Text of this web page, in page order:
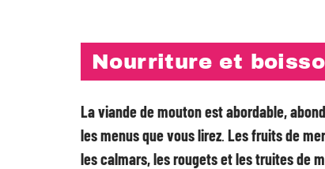
Nourriture et
La viande de mouton est abordable,
les menus que vous lirez Les fruits de
les calmars, les rougets et les truites de